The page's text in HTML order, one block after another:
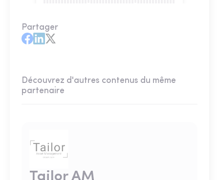
Partager
Découvrez d'autres contenus du même
partenaire
Tailor AM